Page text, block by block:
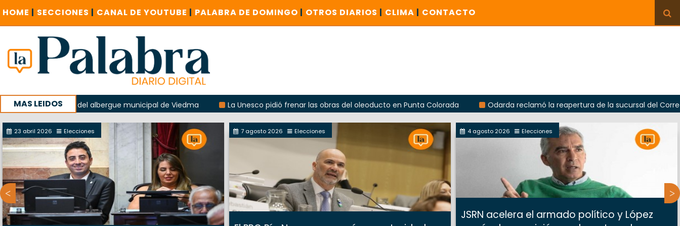
HOME | SECCIONES | CANAL DE YOUTUBE | PALABRA DE DOMINGO | OTROS DIARIOS | CLIMA | CONTACTO
MAS LEIDOS
explosión del albergue municipal de Viedma La Unesco pidió frenar las obras del oleoducto en Punta Colorada
Odarda reclamó la reapertura de la sucursal del Correo
con un encuentro provincial en Roca
23 abril 2026 Elecciones 7 agosto 2026 Elecciones 4 agosto 2026 Elecciones
JSRN acelera el armado político y López